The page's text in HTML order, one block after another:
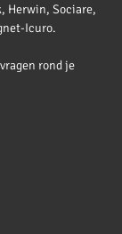
Herwin, Sociare,
Icuro.
rond je